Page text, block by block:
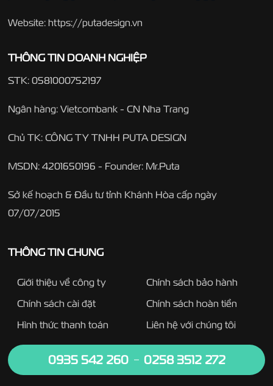
Website: https://putadesign.vn
THÔNG TIN DOANH NGHIỆP
STK: 0581000752197
Ngân hàng: Vietcombank - CN Nha Trang
Chủ TK: CÔNG TY TNHH PUTA DESIGN
MSDN: 4201650196 - Founder: Mr.Puta
Sở kế hoạch & Đầu tư tỉnh Khánh Hòa cấp ngày
07/07/2015
THÔNG TIN CHUNG
Giới thiệu về công ty
Chính sách bảo hành
Chính sách cài đặt
Chính sách hoàn tiền
Hình thức thanh toán
Liên hệ với chúng tôi
0935 542 260 0258 3512 272